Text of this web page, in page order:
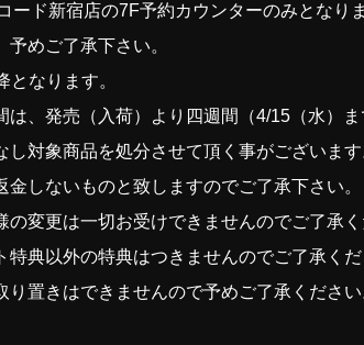
ド新宿店の7F予約カウンターのみとなり
めご了承下さい。
なります。
、発売（入荷）より四週間（4/15（水）
対象商品を処分させて頂く事がございます
しないものと致しますのでご了承下さい。
変更は一切お受けできませんのでご了承く
典以外の特典はつきませんのでご了承くだ
置きはできませんので予めご了承ください